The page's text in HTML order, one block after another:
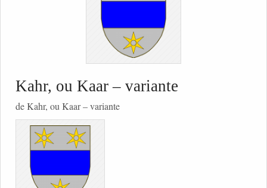
Kahr, ou Kaar – variante
de Kahr, ou Kaar – variante